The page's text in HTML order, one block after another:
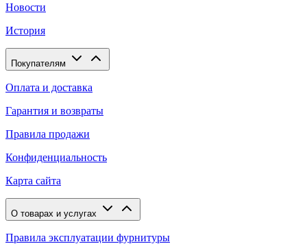
Новости
История
Покупателям
Оплата и доставка
Гарантия и возвраты
Правила продажи
Конфиденциальность
Карта сайта
О товарах и услугах
Правила эксплуатации фурнитуры